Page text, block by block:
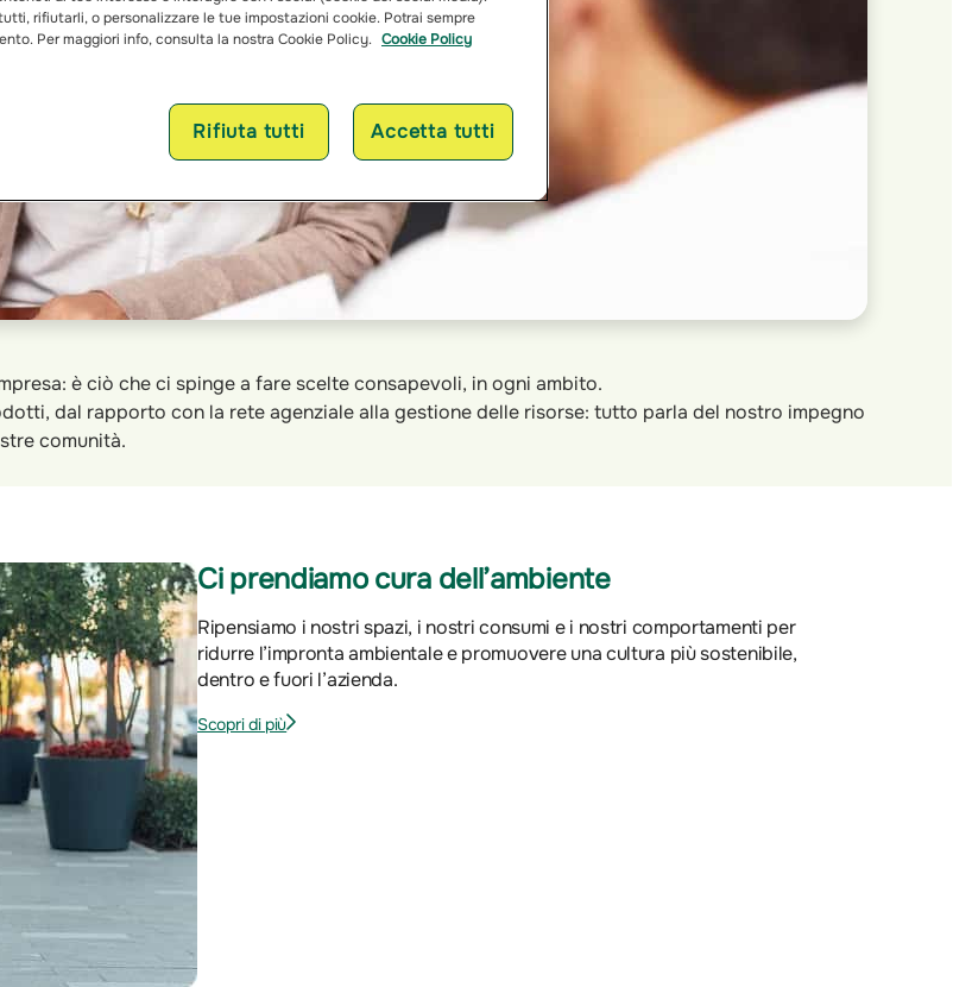
è ciò che ci spinge a fare scelte consapevoli, in ogni ambito.
dal rapporto con la rete agenziale alla gestione delle risorse: tutto parla del nostro impegno
comunità.
Ci prendiamo cura dell’ambiente
Ripensiamo i nostri spazi, i nostri consumi e i nostri comportamenti per
ridurre l’impronta ambientale e promuovere una cultura più sostenibile,
dentro e fuori l’azienda.
Scopri di più
rifiutarli, o personalizzare le tue impostazioni cookie. Potrai sempre
Per maggiori info, consulta la nostra Cookie Policy. Cookie Policy
Rifiuta tutti Accetta tutti